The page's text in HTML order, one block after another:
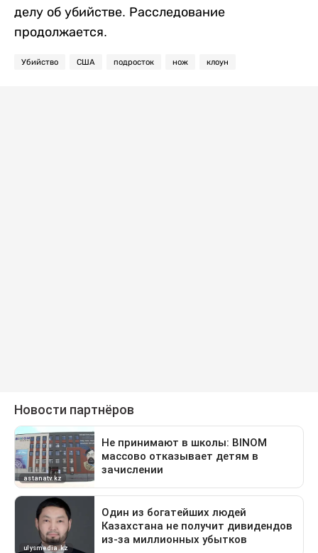
делу об убийстве. Расследование
продолжается.
Убийство США подросток нож клоун